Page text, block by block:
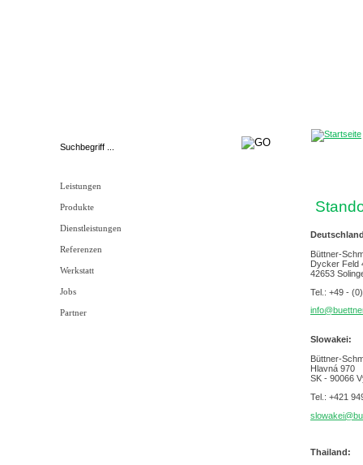
Leistungen
Produkte
Dienstleistungen
Referenzen
Werkstatt
Jobs
Partner
Büttner-
Dycker Feld
42653
Tel.: +49 -
Slowakei:
Büttner-
Hlavná 970
SK - 90066
Tel.: +421
Thailand: